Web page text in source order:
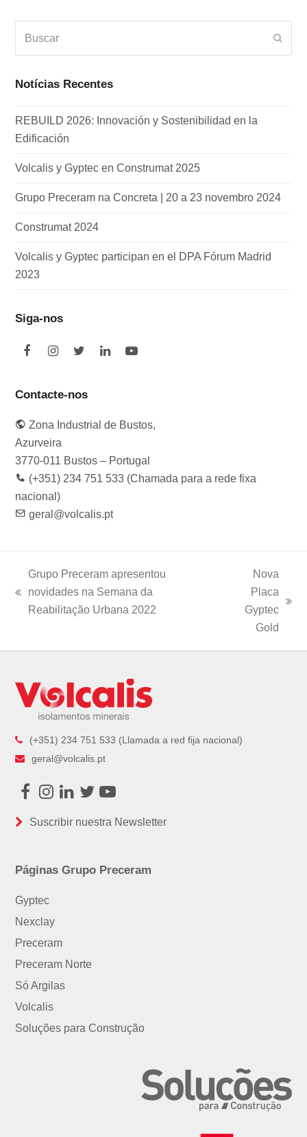
Notícias Recentes
REBUILD 2026: Innovación y Sostenibilidad en la
Edificación
Volcalis y Gyptec en Construmat 2025
Grupo Preceram na Concreta | 20 a 23 novembro 2024
Construmat 2024
Volcalis y Gyptec participan en el DPA Fórum Madrid
2023
Siga-nos
F
e
o
o
k
I
t
g
r
a
m
T
t
e
r
L
d
I
Y
e
Contacte-nos
Zona Industrial de Bustos,
Azurveira
3770-011 Bustos – Portugal
(+351) 234 751 533 (Chamada para a rede fixa
nacional)
geral@volcalis.pt
Grupo Preceram apresentou
novidades na Semana da
Reabilitação Urbana 2022
next
Nova
Placa
Gyptec
Gold
(+351) 234 751 533 (Llamada a red fija nacional)
geral@volcalis.pt
Facebook
Instagram
LinkedIn
TwitterYoutube
Suscribir nuestra Newsletter
Páginas Grupo Preceram
Gyptec
Nexclay
Preceram
Preceram Norte
Só Argilas
Volcalis
Soluções para Construção